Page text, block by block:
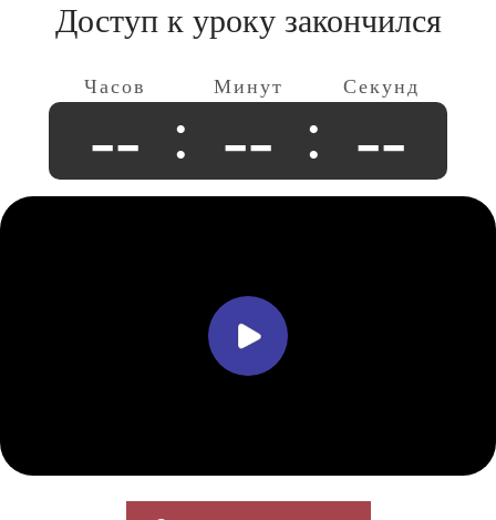
Доступ к уроку закончился
-- -- --